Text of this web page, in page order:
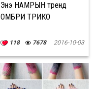
Энэ НАМРЫН тренд
ОМБРИ ТРИКО
118 7678 2016-10-03